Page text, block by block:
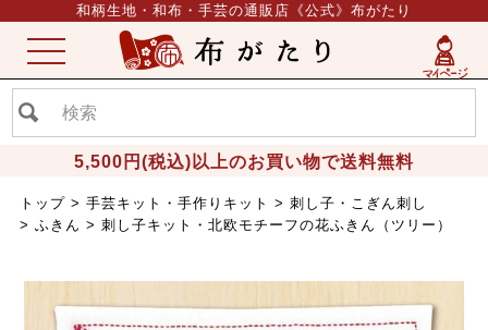
和柄生地・和布・手芸の通販店《公式》布がたり
5,500円(税込)以上のお買い物で送料無料
ME
NU
トップ 手芸キット・手作りキット
刺し子・こぎん刺し
ふきん
刺し子キット・北欧モチーフの花ふきん（ツリー）